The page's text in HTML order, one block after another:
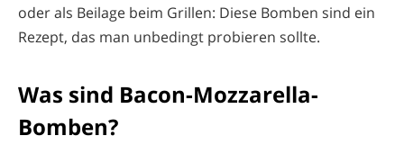
oder als Beilage beim Grillen: Diese Bomben sind ein
Rezept, das man unbedingt probieren sollte.
Was sind Bacon-Mozzarella-
Bomben?